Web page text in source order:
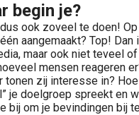
begin je?
ook zoveel te doen!
aangemaakt? Top!
maar ook niet teveel
mensen
zij interesse in?
je doelgroep spreekt
om je bevindingen bij